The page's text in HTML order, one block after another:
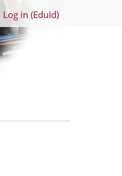
Log in (EduId)